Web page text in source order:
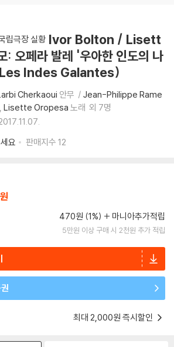
립극장 실황 Ivor Bolton / Lisett
오페라 발레 '우아한 인도의 나
Indes Galantes)
Cherkaoui 안무
Jean-Philippe Rame
Lisette Oropesa 노래 외 7명
요
판매지수 12
470원 (1%) 마니아추가적립
5만원 이상 구매 시 2천원 추가 적립
최대 2,000원 즉시할인